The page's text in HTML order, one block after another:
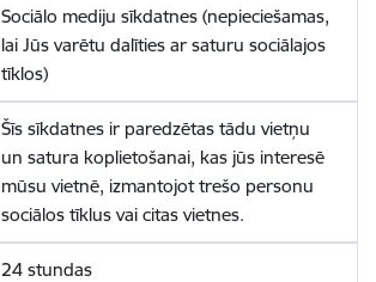
Sociālo mediju sīkdatnes (nepieciešamas,
lai Jūs varētu dalīties ar saturu sociālajos
tīklos)
Šīs sīkdatnes ir paredzētas tādu vietņu
un satura koplietošanai, kas jūs interesē
mūsu vietnē, izmantojot trešo personu
sociālos tīklus vai citas vietnes.
24 stundas